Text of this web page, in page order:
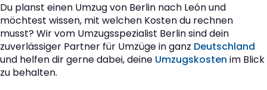
Du planst einen Umzug von Berlin nach León und
möchtest wissen, mit welchen Kosten du rechnen
musst? Wir vom Umzugsspezialist Berlin sind dein
zuverlässiger Partner für Umzüge in ganz Deutschland
und helfen dir gerne dabei, deine Umzugskosten im Blick
zu behalten.